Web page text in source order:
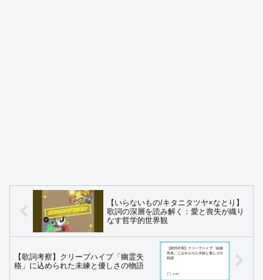
【いらないもの/キタニタツヤ×なとり】
歌詞の深層を読み解く：愛と喪失が織り
なす哲学的世界観
【歌詞考察】クリープハイプ「幽霊失
格」に込められた未練と優しさの物語